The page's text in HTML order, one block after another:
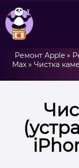
Ремонт Apple»
Max» Чистка